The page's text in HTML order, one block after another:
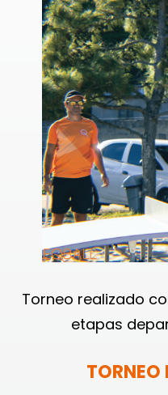
Torneo realizado
etapas
TORNEO